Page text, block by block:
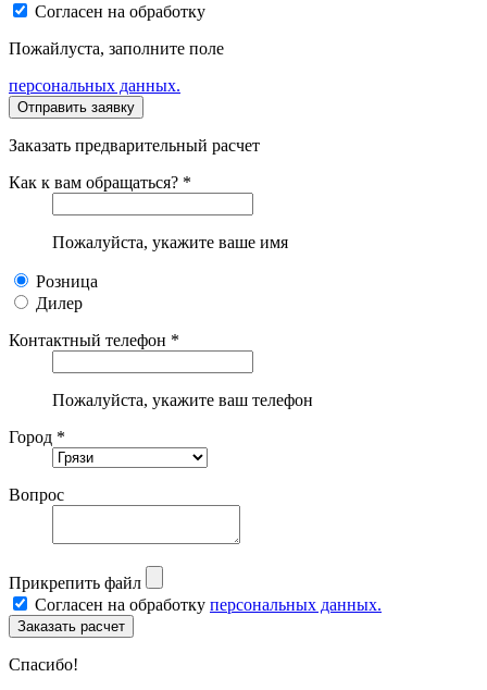
Согласен на обработку
Пожайлуста, заполните поле
персональных данных.
Заказать предварительный расчет
Как к вам обращаться? *
Пожалуйста, укажите ваше имя
Розница
Дилер
Контактный телефон *
Пожалуйста, укажите ваш телефон
Город *
Вопрос
Прикрепить файл
Согласен на обработку персональных данных.
Спасибо!